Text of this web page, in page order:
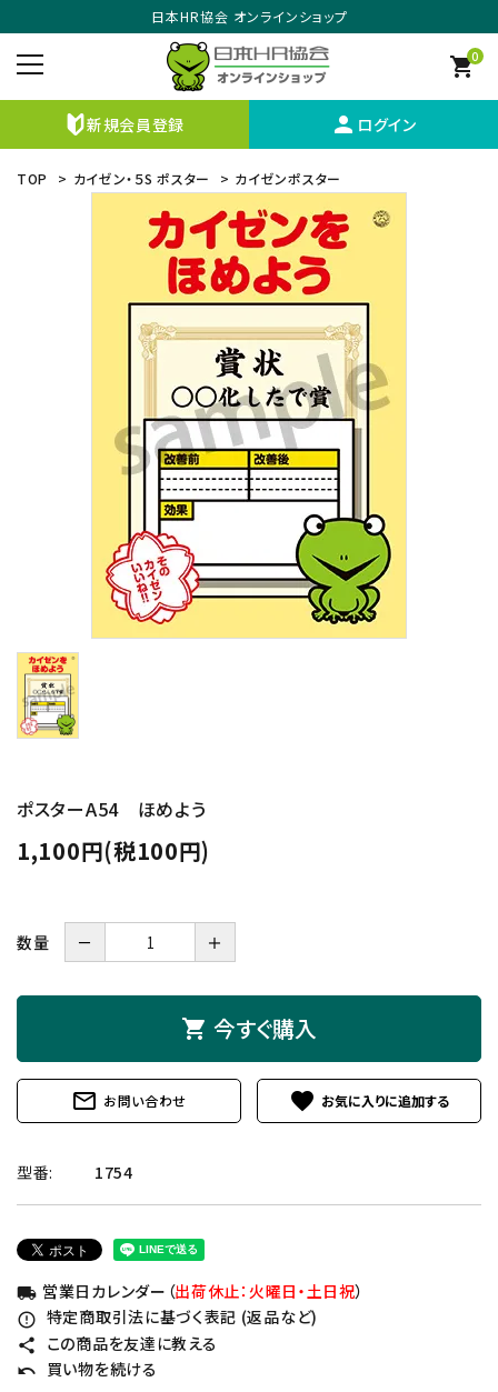
日本HR協会 オンラインショップ
0
shopping_cart
新規会員登録 person ログイン
TOP > カイゼン・５S ポスター > カイゼンポスター
ポスターA54 ほめよう
1,100円(税100円)
数量 － ＋
shopping_cart 今すぐ購入
mail_outline お問い合わせ favorite
型番: 1754
local_shipping 営業日カレンダー（出荷休止：火曜日・土日祝）
error_outline 特定商取引法に基づく表記 (返品など)
share この商品を友達に教える
undo 買い物を続ける